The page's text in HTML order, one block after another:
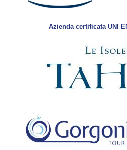
Azienda certificata UNI